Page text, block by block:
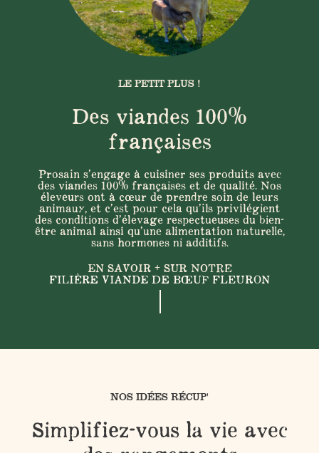
LE PETIT PLUS !
Des viandes 100%
françaises
Prosain s’engage à cuisiner ses produits avec
des viandes 100% françaises et de qualité. Nos
éleveurs ont à cœur de prendre soin de leurs
animaux, et c’est pour cela qu’ils privilégient
des conditions d’élevage respectueuses du bien-
être animal ainsi qu’une alimentation naturelle,
sans hormones ni additifs.
EN SAVOIR + SUR NOTRE
FILIÈRE VIANDE DE BŒUF FLEURON
NOS IDÉES RÉCUP'
Simplifiez-vous la vie avec